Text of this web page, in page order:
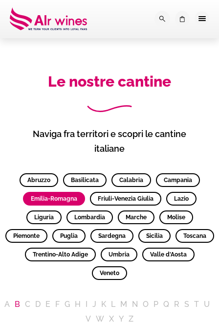
Dalla loro vendemmia, alla
Le nostre cantine
Naviga fra territori e scopri le cantine
italiane
Abruzzo Basilicata Calabria Campania
Emilia-Romagna Friuli-Venezia Giulia Lazio
Liguria Lombardia Marche Molise
Piemonte Puglia Sardegna Sicilia Toscana
Trentino-Alto Adige Umbria Valle d'Aosta
Veneto
A B C D E F G H J K L M N O P Q R S T U
V W X Y Z